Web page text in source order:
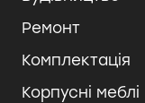
Ремонт
Комплектація
Корпусні меблі